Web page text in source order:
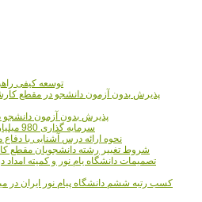
توسعه کیفی
پذیرش بدون آزمون دانشجو در مقطع
پذیرش بدون آزمون دانشجو
سرمایه گذاری 980 میلیارد تومانی دانشگاه پیام نور
نحوه ارائه درس آشنایی با
شروط تغییر رشته دانشجویان مقطع
تصمیمات دانشگاه یام نور و کمیته
کسب رتبه ششم دانشگاه پیام نور ایران در